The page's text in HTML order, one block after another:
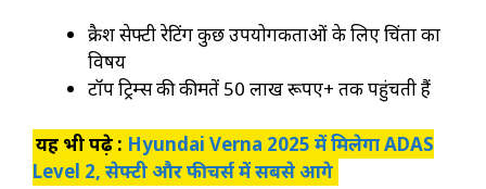
क्रैश सेफ्टी रेटिंग कुछ उपयोगकर्ताओं के लिए चिंता का
विषय
टॉप ट्रिम्स की कीमतें 50 लाख रूपए+ तक पहुंचती हैं
यह भी पढ़े : Hyundai Verna 2025 में मिलेगा ADAS
Level 2, सेफ्टी और फीचर्स में सबसे आगे